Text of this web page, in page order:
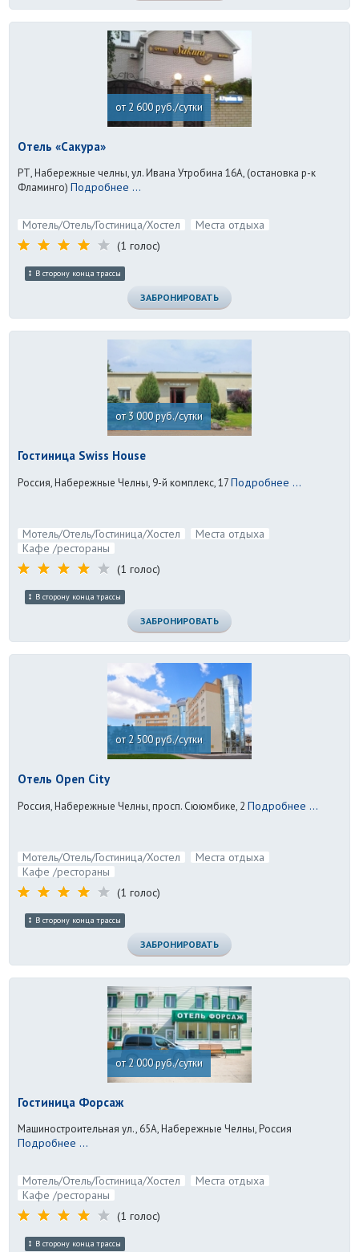
от 2 600 руб./сутки
Отель «Сакура»
РТ, Набережные челны, ул. Ивана Утробина 16А, (остановка р-к
Фламинго) Подробнее ...
Мотель/Отель/Гостиница/Хостел
Места отдыха
(1 голос)
В сторону конца трассы
ЗАБРОНИРОВАТЬ
от 3 000 руб./сутки
Гостиница Swiss House
Россия, Набережные Челны, 9-й комплекс, 17Подробнее ...
Мотель/Отель/Гостиница/Хостел
Места отдыха
Кафе /рестораны
(1 голос)
В сторону конца трассы
ЗАБРОНИРОВАТЬ
от 2 500 руб./сутки
Отель Open City
Россия, Набережные Челны, просп. Сююмбике, 2 Подробнее ...
Мотель/Отель/Гостиница/Хостел
Места отдыха
Кафе /рестораны
(1 голос)
В сторону конца трассы
ЗАБРОНИРОВАТЬ
от 2 000 руб./сутки
Гостиница Форсаж
Машиностроительная ул., 65А, Набережные Челны, Россия
Подробнее ...
Мотель/Отель/Гостиница/Хостел
Места отдыха
Кафе /рестораны
(1 голос)
В сторону конца трассы